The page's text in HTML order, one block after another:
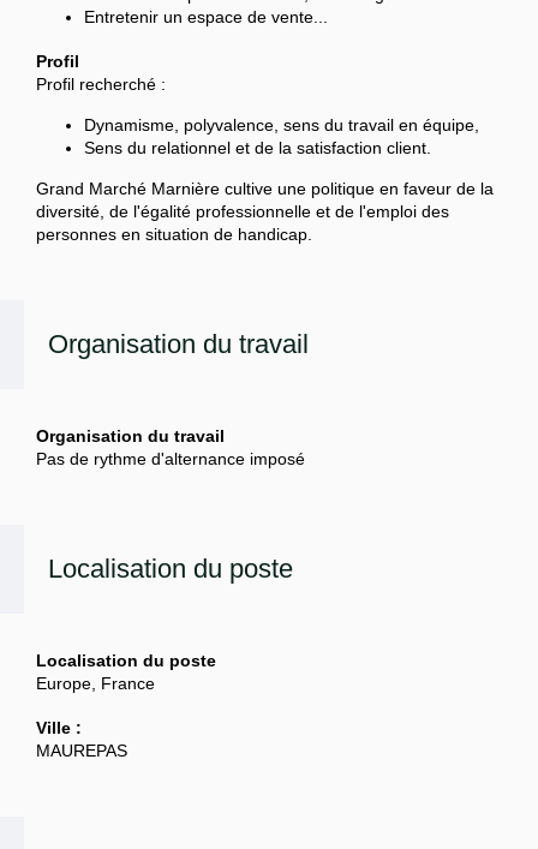
Entretenir un espace de vente...
Profil
Profil recherché :
Dynamisme, polyvalence, sens du travail en équipe,
Sens du relationnel et de la satisfaction client.
Grand Marché Marnière cultive une politique en faveur de la
diversité, de l'égalité professionnelle et de l'emploi des
personnes en situation de handicap.
Organisation du travail
Organisation du travail
Pas de rythme d'alternance imposé
Localisation du poste
Localisation du poste
Europe, France
Ville :
MAUREPAS